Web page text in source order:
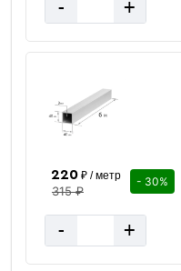
- +
220₽ / метр
315 ₽
- 30%
- +